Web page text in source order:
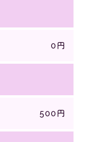
0円
500円